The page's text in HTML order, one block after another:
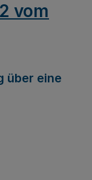
vom
über eine